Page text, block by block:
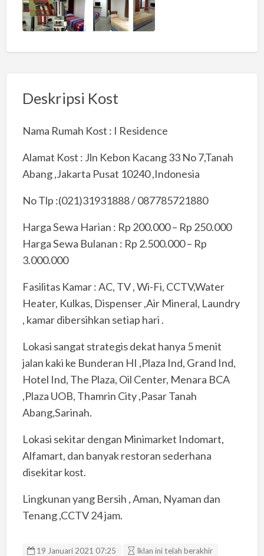
Deskripsi Kost
Nama Rumah Kost : I Residence
Alamat Kost : Jln Kebon Kacang 33 No 7,Tanah
Abang ,Jakarta Pusat 10240 ,Indonesia
No Tlp :(021)31931888 / 087785721880
Harga Sewa Harian : Rp 200.000 – Rp 250.000
Harga Sewa Bulanan : Rp 2.500.000 – Rp
3.000.000
Fasilitas Kamar : AC, TV , Wi-Fi, CCTV,Water
Heater, Kulkas, Dispenser ,Air Mineral, Laundry
, kamar dibersihkan setiap hari .
Lokasi sangat strategis dekat hanya 5 menit
jalan kaki ke Bunderan HI ,Plaza Ind, Grand Ind,
Hotel Ind, The Plaza, Oil Center, Menara BCA
,Plaza UOB, Thamrin City ,Pasar Tanah
Abang,Sarinah.
Lokasi sekitar dengan Minimarket Indomart,
Alfamart, dan banyak restoran sederhana
disekitar kost.
Lingkunan yang Bersih , Aman, Nyaman dan
Tenang ,CCTV 24 jam.
19 Januari 2021 07:25 Iklan ini telah berakhir